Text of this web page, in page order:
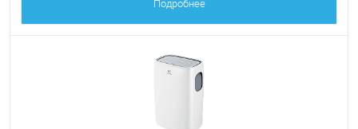
Подробнее